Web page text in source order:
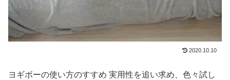
2020.10.10
ヨギボーの使い方のすすめ 実用性を追い求め、色々試し